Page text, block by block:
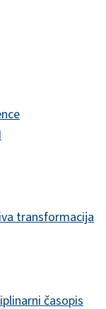
transformacija
časopis